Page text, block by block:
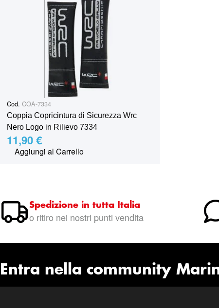
Cod. COA-7334
Coppia Copricintura di Sicurezza Wrc
Nero Logo in Rilievo 7334
11,90 €
Aggiungi al Carrello
Spedizione in tutta Italia
o ritiro nei nostri punti vendita
Entra nella community